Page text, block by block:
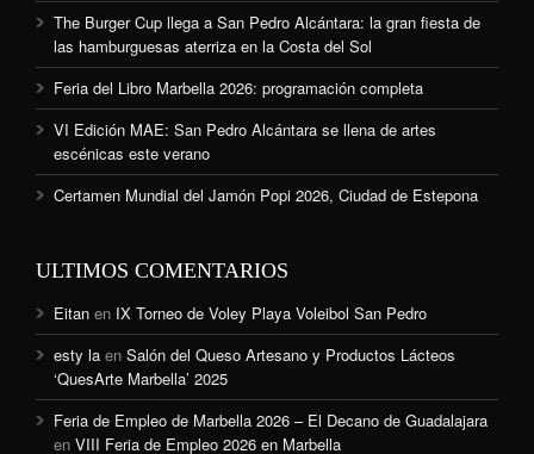
The Burger Cup llega a San Pedro Alcántara: la gran fiesta de
las hamburguesas aterriza en la Costa del Sol
Feria del Libro Marbella 2026: programación completa
VI Edición MAE: San Pedro Alcántara se llena de artes
escénicas este verano
Certamen Mundial del Jamón Popi 2026, Ciudad de Estepona
ULTIMOS COMENTARIOS
Eitan en IX Torneo de Voley Playa Voleibol San Pedro
esty la en Salón del Queso Artesano y Productos Lácteos
‘QuesArte Marbella’ 2025
Feria de Empleo de Marbella 2026 – El Decano de Guadalajara
en VIII Feria de Empleo 2026 en Marbella